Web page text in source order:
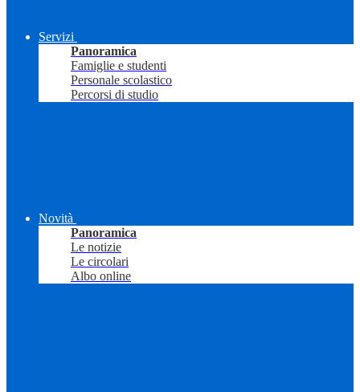
Servizi
Panoramica
Famiglie e studenti
Personale scolastico
Percorsi di studio
Novità
Panoramica
Le notizie
Le circolari
Albo online